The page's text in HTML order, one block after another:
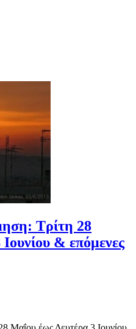
Τρίτη 28
& επόμενες